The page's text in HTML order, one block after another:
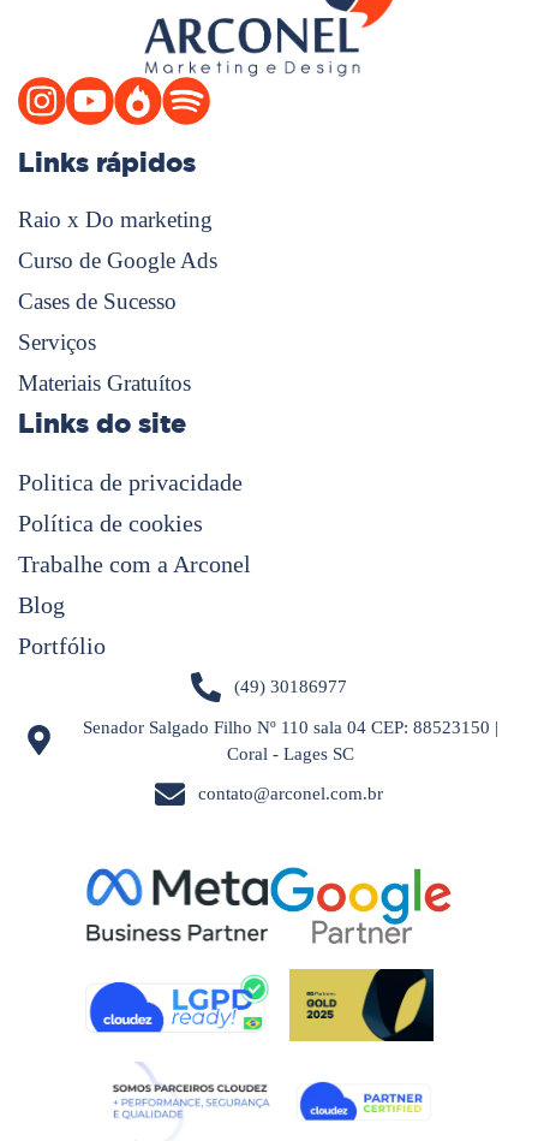
Links rápidos
Raio x Do marketing
Curso de Google Ads
Cases de Sucesso
Serviços
Materiais Gratuítos
Links do site
Politica de privacidade
Política de cookies
Trabalhe com a Arconel
Blog
Portfólio
(49) 30186977
Senador Salgado Filho Nº 110 sala 04 CEP: 88523150 |
Coral - Lages SC
contato@arconel.com.br